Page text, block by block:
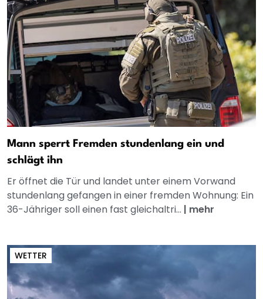
Mann sperrt Fremden stundenlang ein und
schlägt ihn
Er öffnet die Tür und landet unter einem Vorwand
stundenlang gefangen in einer fremden Wohnung: Ein
36-Jähriger soll einen fast gleichaltri... | mehr
WETTER